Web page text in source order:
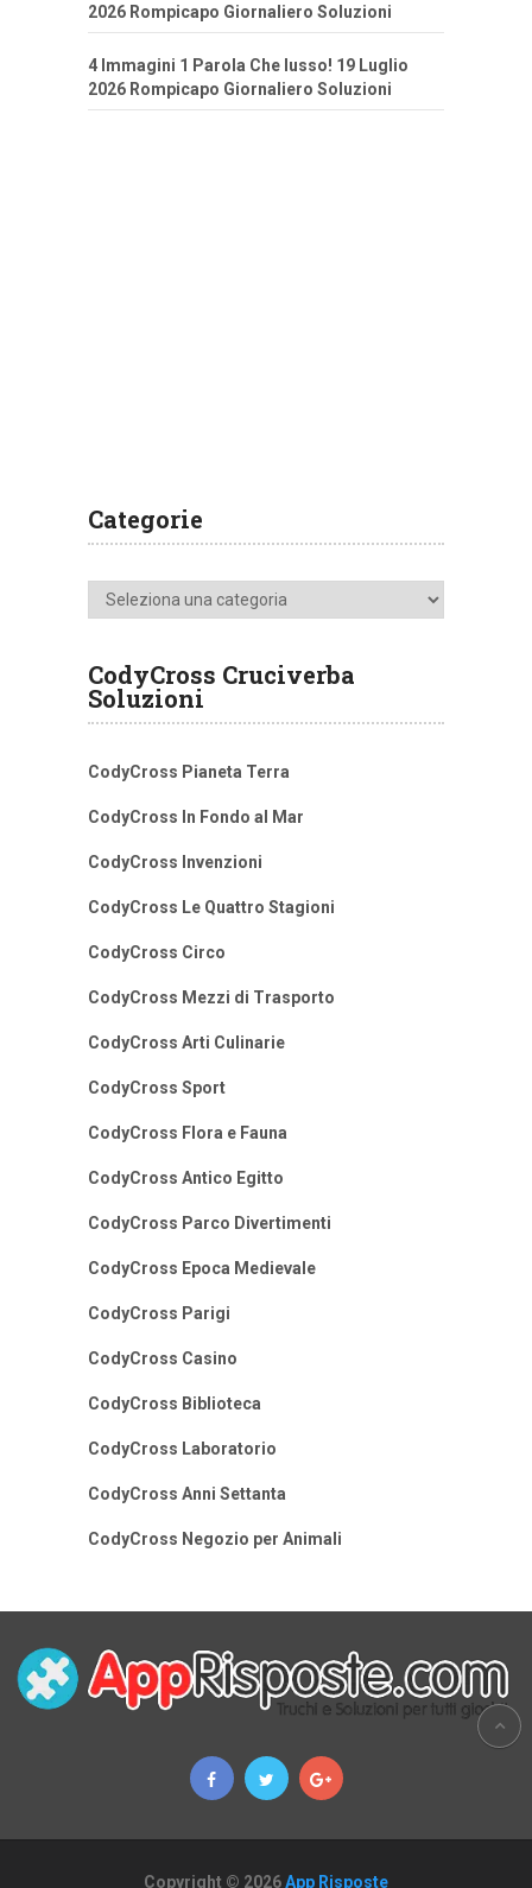
2026 Rompicapo Giornaliero Soluzioni
4 Immagini 1 Parola Che lusso! 19 Luglio
2026 Rompicapo Giornaliero Soluzioni
Categorie
Categorie
CodyCross Cruciverba
Soluzioni
CodyCross Pianeta Terra
CodyCross In Fondo al Mar
CodyCross Invenzioni
CodyCross Le Quattro Stagioni
CodyCross Circo
CodyCross Mezzi di Trasporto
CodyCross Arti Culinarie
CodyCross Sport
CodyCross Flora e Fauna
CodyCross Antico Egitto
CodyCross Parco Divertimenti
CodyCross Epoca Medievale
CodyCross Parigi
CodyCross Casino
CodyCross Biblioteca
CodyCross Laboratorio
CodyCross Anni Settanta
CodyCross Negozio per Animali
Copyright © 2026App Risposte